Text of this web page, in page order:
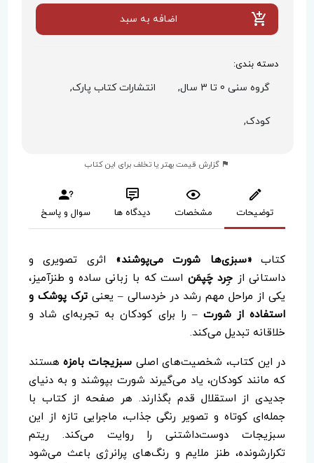
اضافه به سبد
دسته بندی:
گروه سنی 0 تا 3 سال, انتشارات کتاب پارک,
کودک,
گزارش قیمت بهتر یا تخلف برای این کتاب
توضیحات مشخصات دیدگاه ها سوال و پاسخ
کتاب«سبزی‌ها شورت می‌پوشند» اثری تصویری و
داستانی از جِرد چَپمَن است که با زبانی ساده و طنزآمیز،
یکی از مراحل مهم رشد در خردسالی – یعنیترک پوشک و
استفاده از شورت – را برای کودکان به تجربه‌ای شاد و
خلاقانه تبدیل می‌کند.
در این کتاب، شخصیت‌های اصلی سبزیجات بامزههستند
که مانند کودکان، یاد می‌گیرند شورت بپوشند و به دنیای
جدیدی از استقلال قدم بگذارند. هر صفحه از کتاب با
جمله‌ای کوتاه و تصویر رنگی جذاب، ماجرایی تازه از این
سبزیجات دوست‌داشتنی را روایت می‌کند. ریتم
تکرارشونده، طنز ملایم و رنگ‌های پرانرژی باعث می‌شود